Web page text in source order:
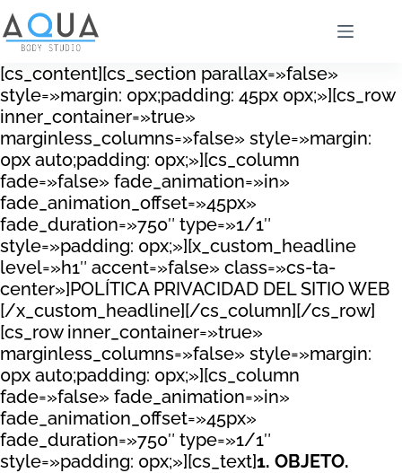
[cs_content][cs_section parallax=»false»
style=»margin: 0px;padding: 45px 0px;»][cs_row
inner_container=»true»
marginless_columns=»false» style=»margin:
0px auto;padding: 0px;»][cs_column
fade=»false» fade_animation=»in»
fade_animation_offset=»45px»
fade_duration=»750″ type=»1/1″
style=»padding: 0px;»][x_custom_headline
level=»h1″ accent=»false» class=»cs-ta-
center»]POLÍTICA PRIVACIDAD DEL SITIO WEB
[/x_custom_headline][/cs_column][/cs_row]
[cs_row inner_container=»true»
marginless_columns=»false» style=»margin:
0px auto;padding: 0px;»][cs_column
fade=»false» fade_animation=»in»
fade_animation_offset=»45px»
fade_duration=»750″ type=»1/1″
style=»padding: 0px;»][cs_text]1. OBJETO.